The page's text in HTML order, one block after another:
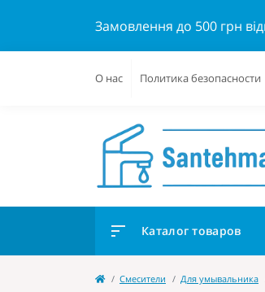
Замовлення до 500 грн
О нас Политика безопасности
Каталог товаров
Cмесители Для умывальника